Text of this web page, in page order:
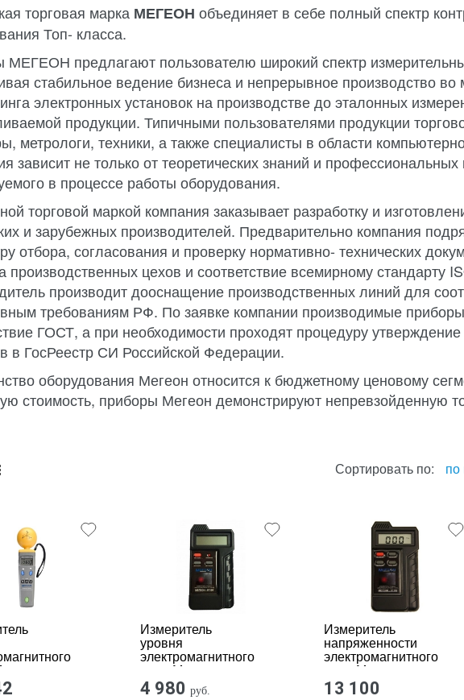
торговая марка МЕГЕОН объединяет в себе полный спектр
Топ- класса.
МЕГЕОН предлагают пользователю широкий спектр
стабильное ведение бизнеса и непрерывное производство во
электронных установок на производстве до эталонных
продукции. Типичными пользователями продукции
метрологи, техники, а также специалисты в области
зависит не только от теоретических знаний и
в процессе работы оборудования.
торговой маркой компания заказывает разработку и
и зарубежных производителей. Предварительно компания
отбора, согласования и проверку нормативно- технических
производственных цехов и соответствие всемирному стандарту
производит дооснащение производственных линий для
требованиям РФ. По заявке компании производимые
ГОСТ, а при необходимости проходят процедуру
в ГосРеестр СИ Российской Федерации.
оборудования Мегеон относится к бюджетному ценовому
стоимость, приборы Мегеон демонстрируют непревзойденную
Сортировать по: по
Измеритель
уровня
электромагнитного
поля Мегеон
07100
4 980 руб.
Измеритель
напряженности
электромагнитного
поля Мегеон
07150
13 100